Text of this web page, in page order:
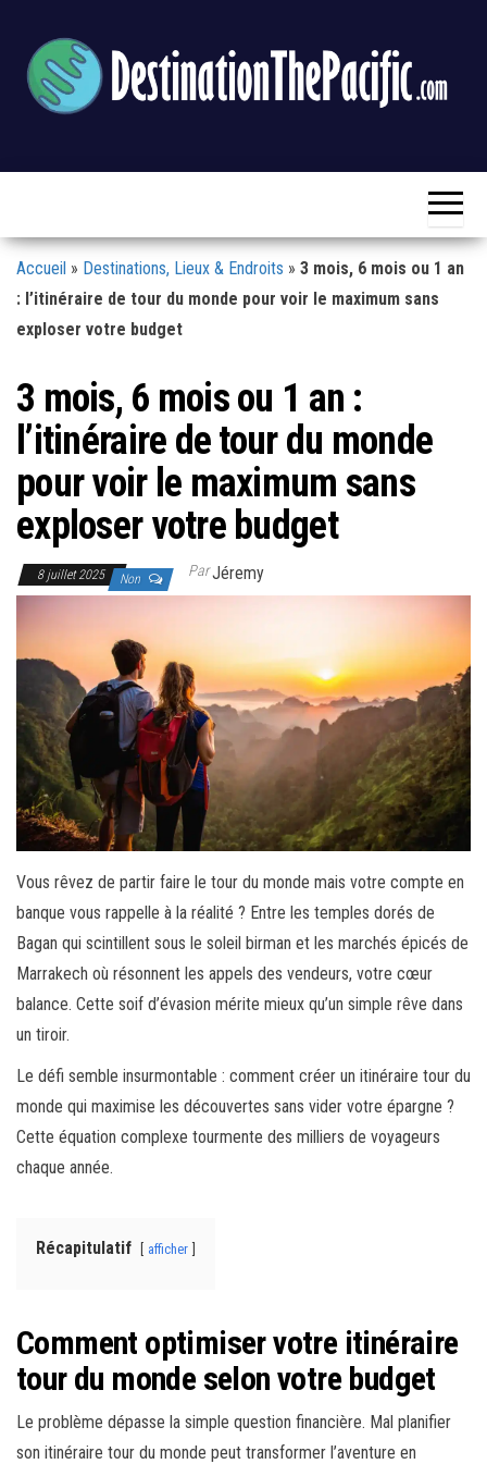
content
Voyage
Accueil » Destinations, Lieux & Endroits » 3 mois, 6 mois ou 1 an
: l’itinéraire de tour du monde pour voir le maximum sans
exploser votre budget
3 mois, 6 mois ou 1 an :
l’itinéraire de tour du monde
pour voir le maximum sans
exploser votre budget
8 juillet 2025 Non ParJéremy
Vous rêvez de partir faire le tour du monde mais votre compte en
banque vous rappelle à la réalité ? Entre les temples dorés de
Bagan qui scintillent sous le soleil birman et les marchés épicés de
Marrakech où résonnent les appels des vendeurs, votre cœur
balance. Cette soif d’évasion mérite mieux qu’un simple rêve dans
un tiroir.
Le défi semble insurmontable : comment créer un itinéraire tour du
monde qui maximise les découvertes sans vider votre épargne ?
Cette équation complexe tourmente des milliers de voyageurs
chaque année.
Récapitulatif afficher
Comment optimiser votre itinéraire
tour du monde selon votre budget
Le problème dépasse la simple question financière. Mal planifier
son itinéraire tour du monde peut transformer l’aventure en